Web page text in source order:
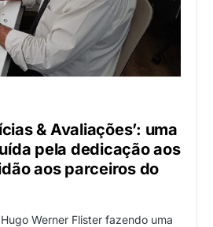
& Avaliações’: uma
pela dedicação aos
aos parceiros do
Werner Flister fazendo uma